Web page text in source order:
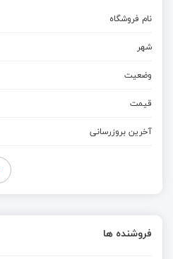
نام فروشگاه
شهر
وضعیت
قیمت
آخرین بروزرسانی
فروشنده ها